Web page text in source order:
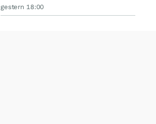
gestern 18:00